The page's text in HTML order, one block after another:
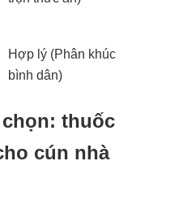
Hợp lý (Phân khúc
bình dân)
thuốc
cún nhà